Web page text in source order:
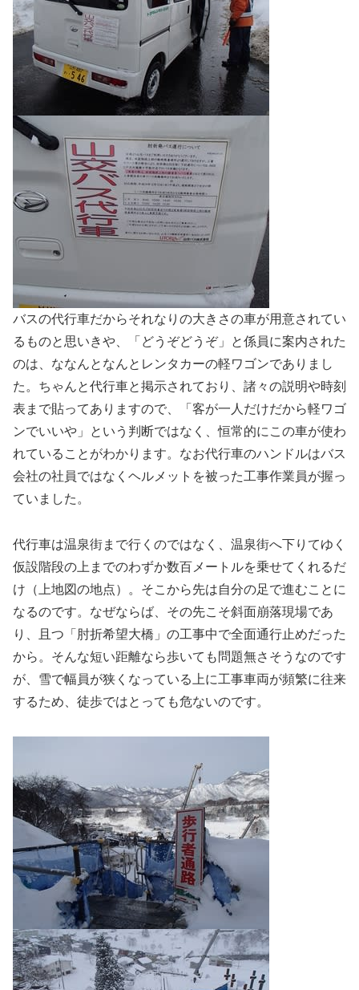
バスの代行車だからそれなりの大きさの車が用意されてい
るものと思いきや、「どうぞどうぞ」と係員に案内された
のは、ななんとなんとレンタカーの軽ワゴンでありまし
た。ちゃんと代行車と掲示されており、諸々の説明や時刻
表まで貼ってありますので、「客が一人だけだから軽ワゴ
ンでいいや」という判断ではなく、恒常的にこの車が使わ
れていることがわかります。なお代行車のハンドルはバス
会社の社員ではなくヘルメットを被った工事作業員が握っ
ていました。
代行車は温泉街まで行くのではなく、温泉街へ下りてゆく
仮設階段の上までのわずか数百メートルを乗せてくれるだ
け（上地図の地点）。そこから先は自分の足で進むことに
なるのです。なぜならば、その先こそ斜面崩落現場であ
り、且つ「肘折希望大橋」の工事中で全面通行止めだった
から。そんな短い距離なら歩いても問題無さそうなのです
が、雪で幅員が狭くなっている上に工事車両が頻繁に往来
するため、徒歩ではとっても危ないのです。